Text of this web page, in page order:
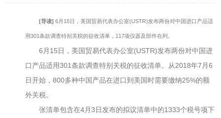
[导读] 6月15日，美国贸易代表办公室(USTR)发布两份对中国进口产品适
用301条款调查特别关税的征收清单，117项仪器及部件在列。
6月15日，美国贸易代表办公室(USTR)发布两份对中国进
口产品适用301条款调查特别关税的征收清单。从2018年7月6
日开始，800多种中国产品在进口到美国时需要缴纳25%的额
外关税。
张清单包含在4月3日发布的拟议清单中的1333个税号项下